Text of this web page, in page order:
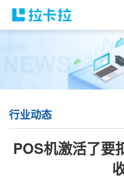
行业动态
POS机激活了要